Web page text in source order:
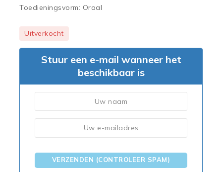
Toedieningsvorm: Oraal
Uitverkocht
Stuur een e-mail wanneer het
beschikbaar is
VERZENDEN (CONTROLEER SPAM)